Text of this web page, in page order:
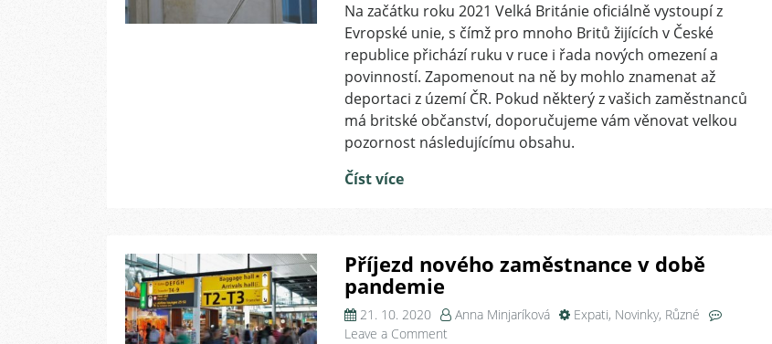
občanů
Velké
Británie
po
Brexitu
Na začátku roku 2021 Velká Británie oficiálně vystoupí z
Evropské unie, s čímž pro mnoho Britů žijících v České
republice přichází ruku v ruce i řada nových omezení a
povinností. Zapomenout na ně by mohlo znamenat až
deportaci z území ČR. Pokud některý z vašich zaměstnanců
má britské občanství, doporučujeme vám věnovat velkou
pozornost následujícímu obsahu.
Číst více
Příjezd nového zaměstnance v době
pandemie
21. 10. 2020 Anna Minjaríková Expati, Novinky, Různé
Leave a Commenton